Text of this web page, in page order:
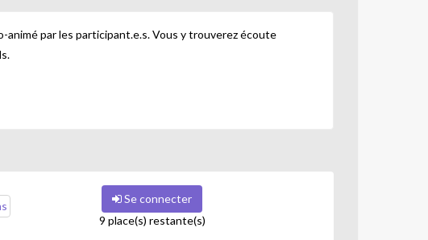
animé par les participant.e.s. Vous y trouverez écoute
Se connecter
9 place(s) restante(s)